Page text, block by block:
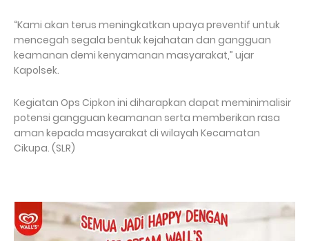
“Kami akan terus meningkatkan upaya preventif untuk
mencegah segala bentuk kejahatan dan gangguan
keamanan demi kenyamanan masyarakat,” ujar
Kapolsek.
Kegiatan Ops Cipkon ini diharapkan dapat meminimalisir
potensi gangguan keamanan serta memberikan rasa
aman kepada masyarakat di wilayah Kecamatan
Cikupa. (SLR)